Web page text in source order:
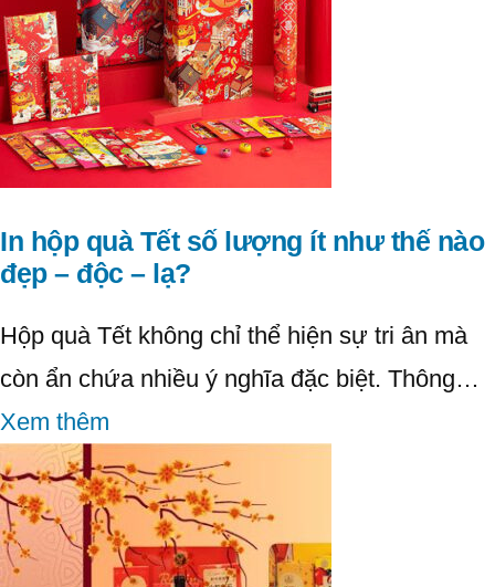
In hộp quà Tết số lượng ít như thế nào
đẹp – độc – lạ?
Hộp quà Tết không chỉ thể hiện sự tri ân mà
còn ẩn chứa nhiều ý nghĩa đặc biệt. Thông…
Xem thêm